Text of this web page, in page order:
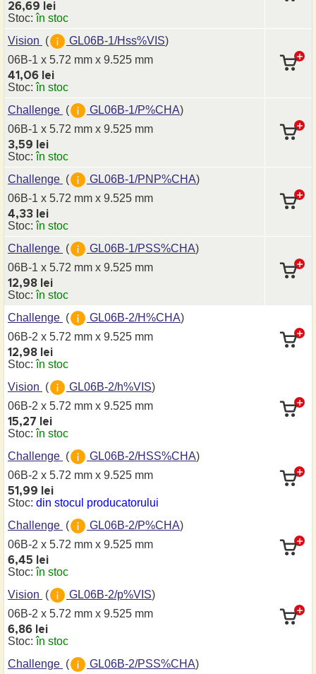
26,69 lei
Stoc:în stoc
Vision ( GL06B-1/Hss%VIS)
06B-1 x 5.72 mm x 9.525 mm
41,06 lei
Stoc:în stoc
Challenge ( GL06B-1/P%CHA)
06B-1 x 5.72 mm x 9.525 mm
3,59 lei
Stoc:în stoc
Challenge ( GL06B-1/PNP%CHA)
06B-1 x 5.72 mm x 9.525 mm
4,33 lei
Stoc:în stoc
Challenge ( GL06B-1/PSS%CHA)
06B-1 x 5.72 mm x 9.525 mm
12,98 lei
Stoc:în stoc
Challenge ( GL06B-2/H%CHA)
06B-2 x 5.72 mm x 9.525 mm
12,98 lei
Stoc:în stoc
Vision ( GL06B-2/h%VIS)
06B-2 x 5.72 mm x 9.525 mm
15,27 lei
Stoc:în stoc
Challenge ( GL06B-2/HSS%CHA)
06B-2 x 5.72 mm x 9.525 mm
51,99 lei
Stoc: din stocul producatorului
Challenge ( GL06B-2/P%CHA)
06B-2 x 5.72 mm x 9.525 mm
6,45 lei
Stoc:în stoc
Vision ( GL06B-2/p%VIS)
06B-2 x 5.72 mm x 9.525 mm
6,86 lei
Stoc:în stoc
Challenge ( GL06B-2/PSS%CHA)